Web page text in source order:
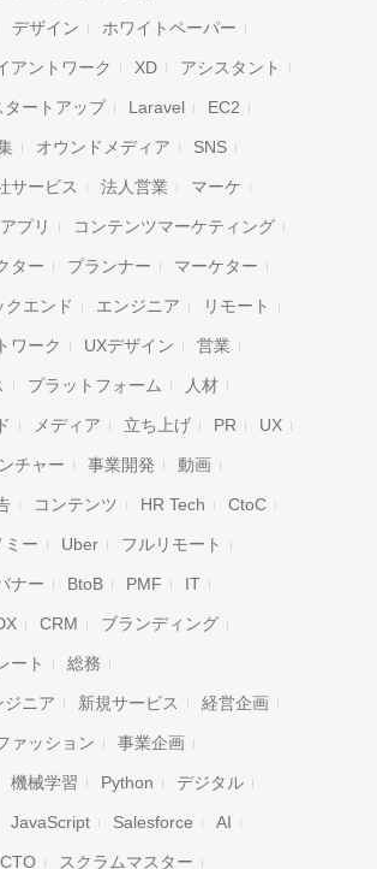
デザイン ホワイトペーパー
アントワーク XD アシスタント
タートアップ Laravel EC2
オウンドメディア SNS
サービス 法人営業 マーケ
アプリ コンテンツマーケティング
ター プランナー マーケター
クエンド エンジニア リモート
ワーク UXデザイン 営業
プラットフォーム 人材
メディア 立ち上げ PR UX
チャー 事業開発 動画
コンテンツ HR Tech CtoC
ミー Uber フルリモート
ナー BtoB PMF IT
CRM ブランディング
ート 総務
ジニア 新規サービス 経営企画
ァッション 事業企画
機械学習 Python デジタル
JavaScript Salesforce AI
CTO スクラムマスター